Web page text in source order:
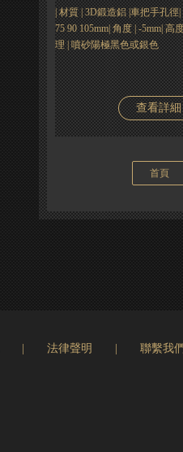
| 材質 | 3D鍛造鋁 |車把手孔徑
75 90 105mm| 角度 | -5mm| 高
理 | 噴砂陽極黑色或銀色
查看詳細
首頁
法律聲明 聯繫我